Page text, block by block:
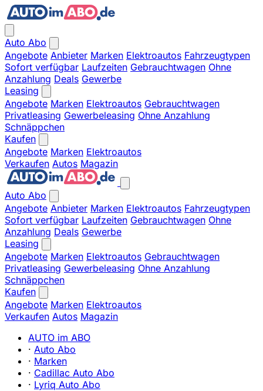
Auto Abo
Angebote Anbieter Marken Elektroautos Fahrzeugtypen
Sofort verfügbar Laufzeiten Gebrauchtwagen Ohne
Anzahlung Deals Gewerbe
Leasing
Angebote Marken Elektroautos Gebrauchtwagen
Privatleasing Gewerbeleasing Ohne Anzahlung
Schnäppchen
Kaufen
Angebote Marken Elektroautos
Verkaufen Autos Magazin
Auto Abo
Angebote Anbieter Marken Elektroautos Fahrzeugtypen
Sofort verfügbar Laufzeiten Gebrauchtwagen Ohne
Anzahlung Deals Gewerbe
Leasing
Angebote Marken Elektroautos Gebrauchtwagen
Privatleasing Gewerbeleasing Ohne Anzahlung
Schnäppchen
Kaufen
Angebote Marken Elektroautos
Verkaufen Autos Magazin
AUTO im ABO
· Auto Abo
· Marken
· Cadillac Auto Abo
· Lyriq Auto Abo